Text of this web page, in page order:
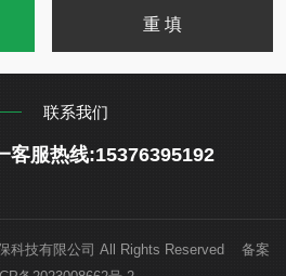
联系我们
客服热线:15376395192
科技有限公司 All Rights Reserved 备案